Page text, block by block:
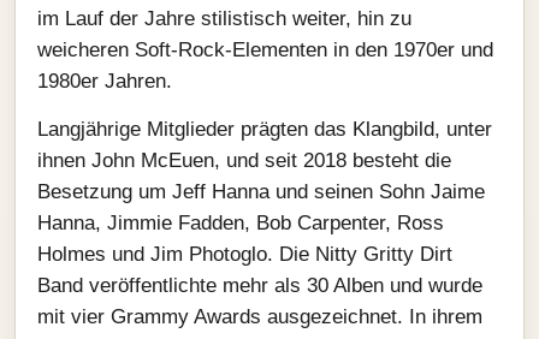
im Lauf der Jahre stilistisch weiter, hin zu
weicheren Soft‑Rock‑Elementen in den 1970er und
1980er Jahren.
Langjährige Mitglieder prägten das Klangbild, unter
ihnen John McEuen, und seit 2018 besteht die
Besetzung um Jeff Hanna und seinen Sohn Jaime
Hanna, Jimmie Fadden, Bob Carpenter, Ross
Holmes und Jim Photoglo. Die Nitty Gritty Dirt
Band veröffentlichte mehr als 30 Alben und wurde
mit vier Grammy Awards ausgezeichnet. In ihrem